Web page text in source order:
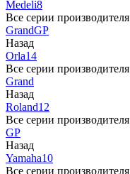
Medeli8
Все серии производителя
GrandGP
Назад
Orla14
Все серии производителя
Grand
Назад
Roland12
Все серии производителя
GP
Назад
Yamaha10
Все серии производителя